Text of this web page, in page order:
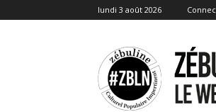
lundi 3 août 2026